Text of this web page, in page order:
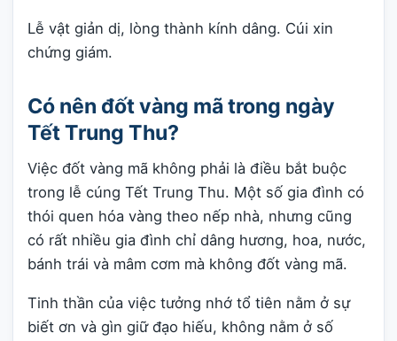
Lễ vật giản dị, lòng thành kính dâng. Cúi xin
chứng giám.
Có nên đốt vàng mã trong ngày
Tết Trung Thu?
Việc đốt vàng mã không phải là điều bắt buộc
trong lễ cúng Tết Trung Thu. Một số gia đình có
thói quen hóa vàng theo nếp nhà, nhưng cũng
có rất nhiều gia đình chỉ dâng hương, hoa, nước,
bánh trái và mâm cơm mà không đốt vàng mã.
Tinh thần của việc tưởng nhớ tổ tiên nằm ở sự
biết ơn và gìn giữ đạo hiếu, không nằm ở số